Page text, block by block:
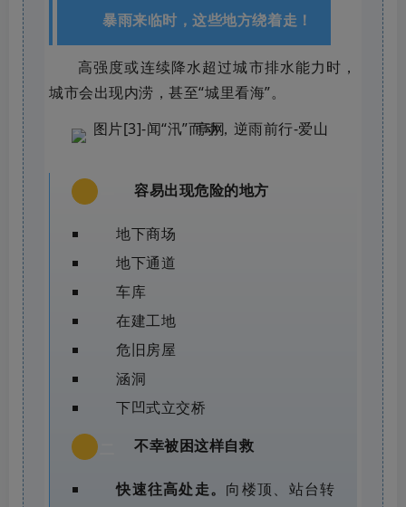
暴雨来临时，这些地方绕着走！
高强度或连续降水超过城市排水能力时，
城市会出现内涝，甚至“城里看海”。
容易出现危险的地方
地下商场
地下通道
车库
在建工地
危旧房屋
涵洞
下凹式立交桥
不幸被困这样自救
快速往高处走。 向楼顶、站台转